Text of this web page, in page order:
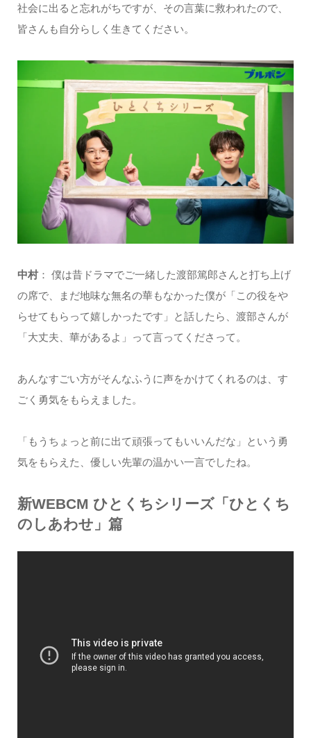
社会に出ると忘れがちですが、その言葉に救われたので、
皆さんも自分らしく生きてください。
中村： 僕は昔ドラマでご一緒した渡部篤郎さんと打ち上げ
の席で、まだ地味な無名の華もなかった僕が「この役をや
らせてもらって嬉しかったです」と話したら、渡部さんが
「大丈夫、華があるよ」って言ってくださって。
あんなすごい方がそんなふうに声をかけてくれるのは、す
ごく勇気をもらえました。
「もうちょっと前に出て頑張ってもいいんだな」という勇
気をもらえた、優しい先輩の温かい一言でしたね。
新WEBCM ひとくちシリーズ「ひとくち
のしあわせ」篇